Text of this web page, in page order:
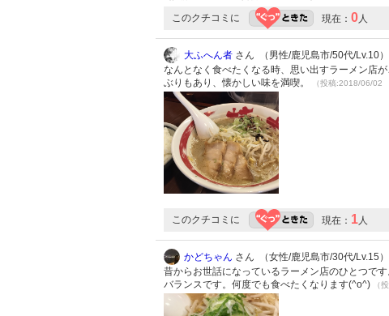
このクチコミに 現在： 0人
大ふへん者 さん （男性/鹿児島市/50代/Lv.10）
なんとなく食べたくなる時、思い出すラーメン店
ぶりもあり、懐かしい味を満喫。
（投稿:2018/06/02
このクチコミに 現在： 1人
かどちゃん さん （女性/鹿児島市/30代/Lv.15）
昔からお世話になっているラーメン店のひとつで
バランスです。何度でも食べたくなります(^o^)
（